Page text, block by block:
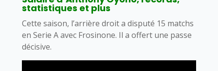
statistiques et plus
Cette saison, l’arrière droit a disputé 15 matchs
en Serie A avec Frosinone. Il a offert une passe
décisive.